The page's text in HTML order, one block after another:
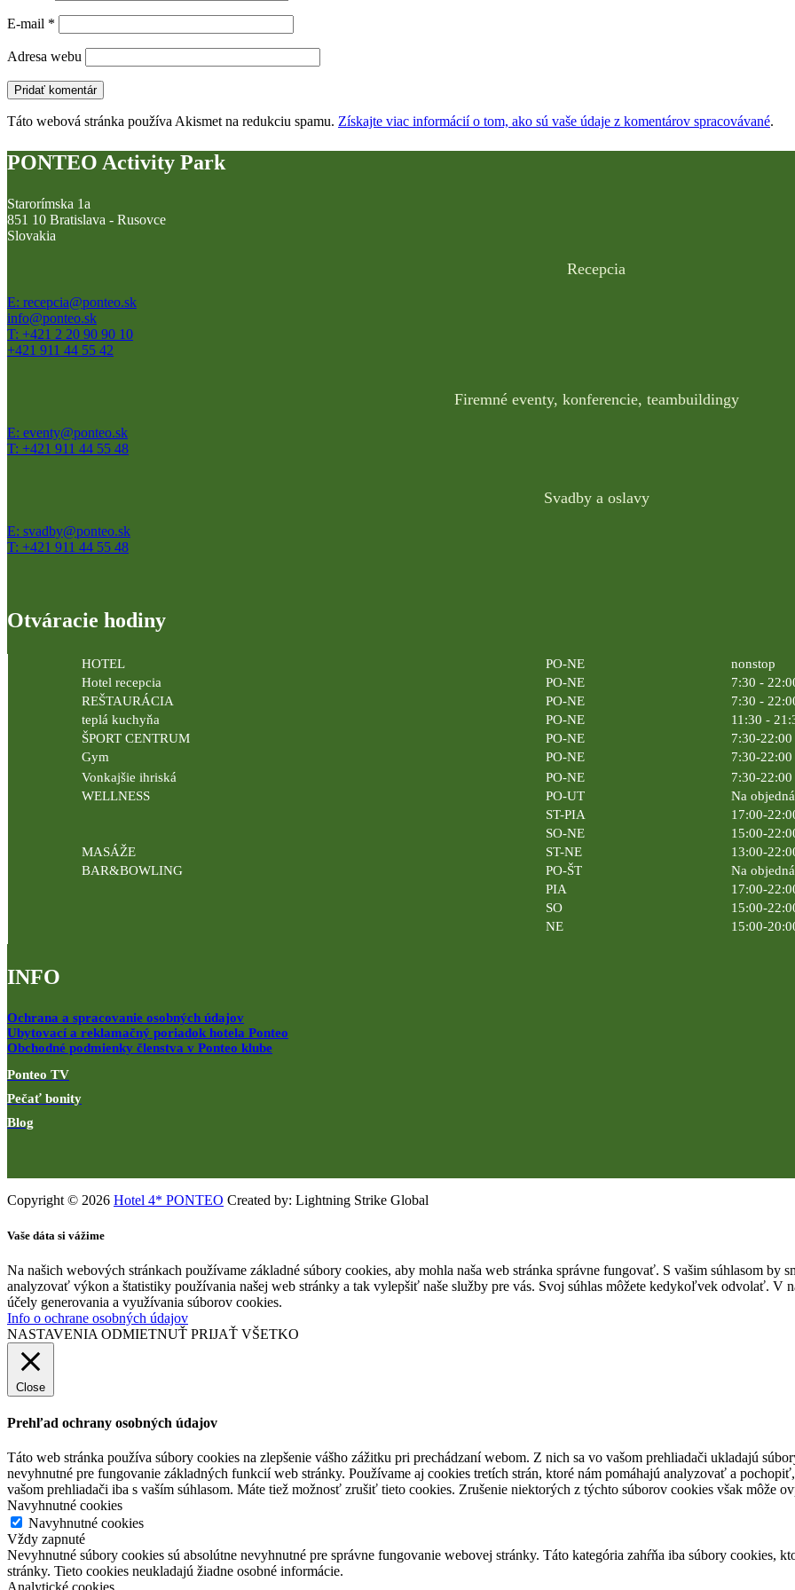
E-mail *
Adresa webu
Táto webová stránka používa Akismet na redukciu spamu. Získajte viac informácií o tom, ako sú vaše údaje z komentárov spracovávané.
PONTEO Activity Park
Starorímska 1a
851 10 Bratislava - Rusovce
Slovakia
Recepcia
E: recepcia@ponteo.sk
info@ponteo.sk
T: +421 2 20 90 90 10
+421 911 44 55 42
Firemné eventy, konferencie, teambuildingy
E: eventy@ponteo.sk
T: +421 911 44 55 48
Svadby a oslavy
E: svadby@ponteo.sk
T: +421 911 44 55 48
Otváracie hodiny
HOTEL PO-NE
nonstop
Hotel recepcia
PO-NE
7:30 -
REŠTAURÁCIA
PO-NE
7:30 -
teplá kuchyňa
PO-NE
11:30 -
ŠPORT CENTRUM
PO-NE
7:30-22:00
Gym
PO-NE
7:30-22:00
Vonkajšie ihriská
PO-NE
7:30-22:00
WELLNESS
PO-UT
Na
ST-PIA
17:00-
SO-NE
15:00-
MASÁŽE
ST-NE
13:00-
BAR&BOWLING
PO-ŠT
Na
PIA
17:00-
SO
15:00-
NE
15:00-
INFO
Ochrana a spracovanie osobných údajov
Ubytovací a reklamačný poriadok hotela Ponteo
Obchodné podmienky členstva v Ponteo klube
Ponteo TV
Pečať bonity
Blog
Copyright © 2026 Hotel 4* PONTEO Created by: Lightning Strike Global
Vaše dáta si vážime
Na našich webových stránkach používame základné súbory cookies, aby mohla naša web stránka správne fungovať. S vašim súhlasom
analyzovať výkon a štatistiky používania našej web stránky a tak vylepšiť naše služby pre vás. Svoj súhlas môžete kedykoľvek odvolať. V
účely generovania a využívania súborov cookies.
Info o ochrane osobných údajov
NASTAVENIA ODMIETNUŤ PRIJAŤ VŠETKO
Close
Prehľad ochrany osobných údajov
Táto web stránka používa súbory cookies na zlepšenie vášho zážitku pri prechádzaní webom. Z nich sa vo vašom prehliadači ukladajú
nevyhnutné pre fungovanie základných funkcií web stránky. Používame aj cookies tretích strán, ktoré nám pomáhajú analyzovať a
vašom prehliadači iba s vaším súhlasom. Máte tiež možnosť zrušiť tieto cookies. Zrušenie niektorých z týchto súborov cookies však môže
Navyhnutné cookies
Navyhnutné cookies
Vždy zapnuté
Nevyhnutné súbory cookies sú absolútne nevyhnutné pre správne fungovanie webovej stránky. Táto kategória zahŕňa iba súbory cookies,
stránky. Tieto cookies neukladajú žiadne osobné informácie.